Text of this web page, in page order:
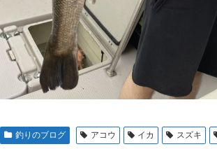
釣りのブログ アコウ イカ スズキ